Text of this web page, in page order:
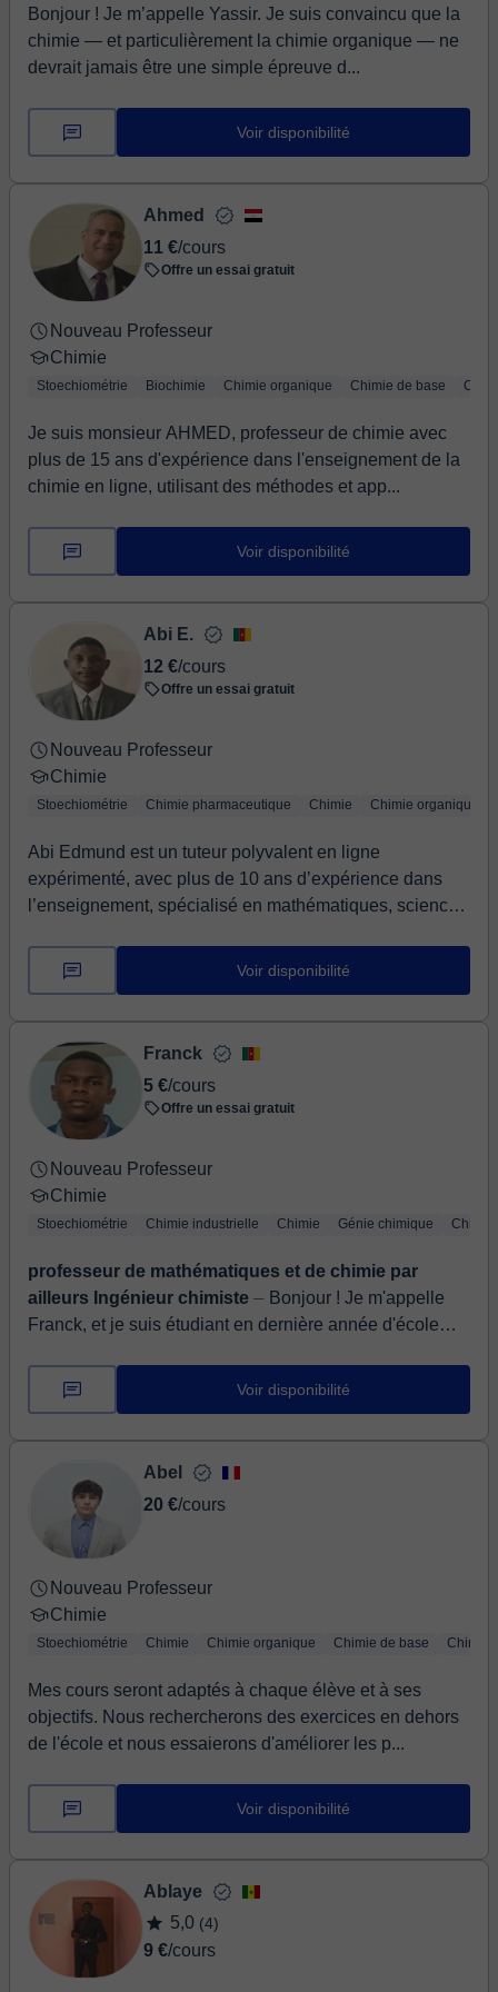
universitari che necessitano di supporto nelle materie
scientifiche. Cerco sempre di creare un ambiente
positivo e stimolante, dove fare domande è semplice e
accompagnarti passo dopo passo verso il
raggiungimento dei tuoi obiettivi!
Bonjour ! Je m’appelle Yassir. Je suis convaincu que la
chimie — et particulièrement la chimie organique — ne
devrait jamais être une simple épreuve d...
Voir disponibilité
Ahmed
11 €/cours
Offre un essai gratuit
Nouveau Professeur
Chimie
Stoechiométrie Biochimie Chimie organique Chimie de base
Je suis monsieur AHMED, professeur de chimie avec
plus de 15 ans d'expérience dans l'enseignement de la
chimie en ligne, utilisant des méthodes et app...
Voir disponibilité
Abi E.
12 €/cours
Offre un essai gratuit
Nouveau Professeur
Chimie
Stoechiométrie Chimie pharmaceutique Chimie Chimie organique
Abi Edmund est un tuteur polyvalent en ligne
expérimenté, avec plus de 10 ans d’expérience dans
l’enseignement, spécialisé en mathématiques, sciences
Voir disponibilité
Franck
5 €/cours
Offre un essai gratuit
Nouveau Professeur
Chimie
Stoechiométrie Chimie industrielle Chimie Génie chimique Chimie
professeur de mathématiques et de chimie par
ailleurs Ingénieur chimiste ⏤ Bonjour ! Je m'appelle
Franck, et je suis étudiant en dernière année d'école
chimie te semblent...
Voir disponibilité
Abel
20 €/cours
Nouveau Professeur
Chimie
Stoechiométrie Chimie Chimie organique Chimie de base Chimie
Mes cours seront adaptés à chaque élève et à ses
objectifs. Nous rechercherons des exercices en dehors
de l'école et nous essaierons d'améliorer les p...
Voir disponibilité
Ablaye
5,0 (4)
9 €/cours